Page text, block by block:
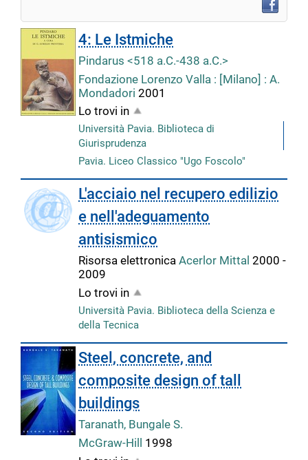
4: Le Istmiche
Pindarus <518 a.C.-438 a.C.>
Fondazione Lorenzo Valla : [Milano] : A.
Mondadori2001
Lo trovi in
Università Pavia. Biblioteca di
Giurisprudenza
Pavia. Liceo Classico "Ugo Foscolo"
copertina
L'acciaio nel recupero edilizio
e nell'adeguamento
antisismico
Risorsa elettronicaAcerlor Mittal2000 -
2009
Lo trovi in
Università Pavia. Biblioteca della Scienza e
della Tecnica
Steel, concrete, and
composite design of tall
buildings
Taranath, Bungale S.
McGraw-Hill 1998